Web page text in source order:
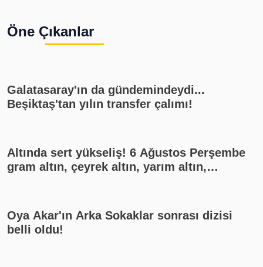
Öne Çıkanlar
Galatasaray'ın da gündemindeydi...
Beşiktaş'tan yılın transfer çalımı!
Altında sert yükseliş! 6 Ağustos Perşembe
gram altın, çeyrek altın, yarım altın,
Oya Akar'ın Arka Sokaklar sonrası dizisi
belli oldu!